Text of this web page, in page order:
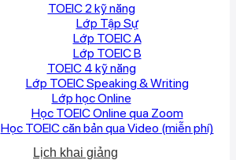
TOEIC 2 kỹ năng
Lớp Tập Sự
Lớp TOEIC A
Lớp TOEIC B
TOEIC 4 kỹ năng
Lớp TOEIC Speaking & Writing
Lớp học Online
Học TOEIC Online qua Zoom
Học TOEIC căn bản qua Video (miễn phí)
Lịch khai giảng